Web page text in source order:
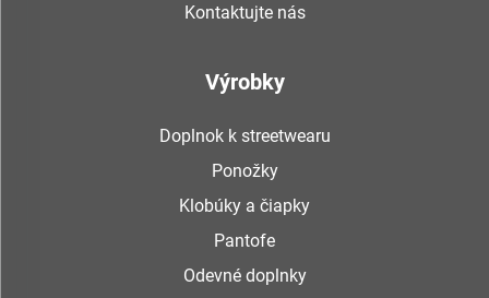
Kontaktujte nás
Výrobky
Doplnok k streetwearu
Ponožky
Klobúky a čiapky
Pantofe
Odevné doplnky